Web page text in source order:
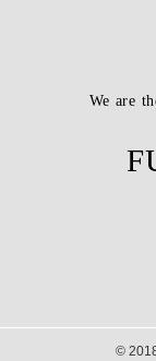
We are
©